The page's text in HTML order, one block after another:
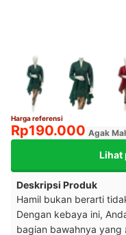
Harga referensi
Rp190.000 Agak
Lihat
Deskripsi Produk
Hamil bukan berarti
Dengan kebaya ini,
bagian bawahnya yang